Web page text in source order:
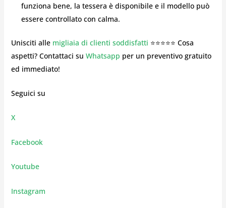
funziona bene, la tessera è disponibile e il modello può
essere controllato con calma.
Unisciti alle migliaia di clienti soddisfatti ⭐⭐⭐⭐⭐ Cosa
aspetti? Contattaci su Whatsapp per un preventivo gratuito
ed immediato!
Seguici su
X
Facebook
Youtube
Instagram